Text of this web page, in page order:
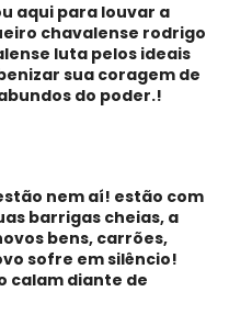
aqui para louvar a
chavalense rodrigo
luta pelos ideais
sua coragem de
do poder.!
nem aí! estão com
barrigas cheias, a
bens, carrões,
sofre em silêncio!
calam diante de